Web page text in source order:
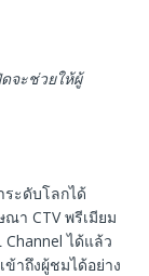
จะช่วยให้ผู้
ะดับโลกได้
า CTV พรีเมียม
ได้แล้ว
าถึงผู้ชมได้อย่าง